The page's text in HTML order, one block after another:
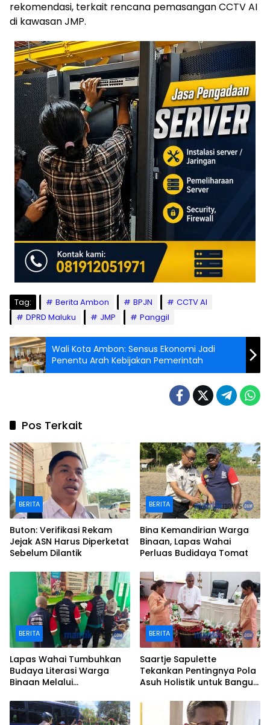
rekomendasi, terkait rencana pemasangan CCTV AI
di kawasan JMP.
Tag: Berita Ambon BPJN
CCTV AI
DPRD Maluku
JMP Panggil
Wali Kota Ambon: Sensus Ekonomi Jadi
Penentu Arah Kebijakan Pemerintah
Pos Terkait
BERITA
Buton: Verifikasi Rekam
Jejak ASN Harus Diperketat
Sebelum Dilantik
BERITA
Bina Kemandirian Warga
Binaan, Lapas Wahai
Perluas Budidaya Tomat
BERITA
Lapas Wahai Tumbuhkan
Budaya Literasi Warga
Binaan Melalui
BERITA
Saartje Sapulette
Tekankan Pentingnya Pola
Asuh Holistik untuk Bangun